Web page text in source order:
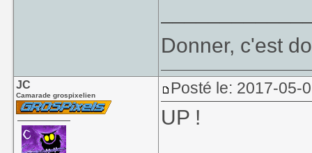
Donner, c'est
JC
Camarade grospixelien Posté le: 2017-05-
UP !